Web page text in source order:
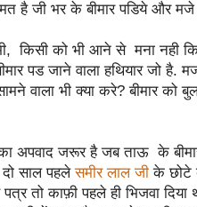
है जी भर के बीमार पडिये और मजे
किसी को भी आने से मना नही
पड जाने वाला हथियार जो है.
वाला भी क्या करे? बीमार को
अपवाद जरूर है जब ताऊ के
साल पहलेसमीर लाल जी के छोटे
तो काफ़ी पहले ही भिजवा